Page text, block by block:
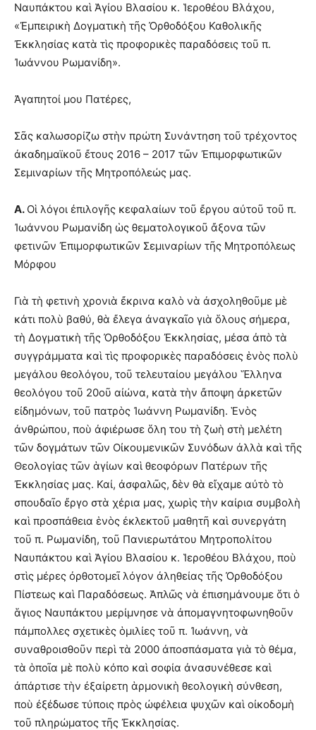
Ναυπάκτου καὶ Ἁγίου Βλασίου κ. Ἱεροθέου Βλάχου,
«Ἐμπειρικὴ Δογματικὴ τῆς Ὀρθοδόξου Καθολικῆς
Ἐκκλησίας κατὰ τὶς προφορικὲς παραδόσεις τοῦ π.
Ἰωάννου Ρωμανίδη».
Ἀγαπητοί μου Πατέρες,
Σᾶς καλωσορίζω στὴν πρώτη Συνάντηση τοῦ τρέχοντος
ἀκαδημαϊκοῦ ἔτους 2016 – 2017 τῶν Ἐπιμορφωτικῶν
Σεμιναρίων τῆς Μητροπόλεώς μας.
Α. Οἱ λόγοι ἐπιλογῆς κεφαλαίων τοῦ ἔργου αὐτοῦ τοῦ π.
Ἰωάννου Ρωμανίδη ὡς θεματολογικοῦ ἄξονα τῶν
φετινῶν Ἐπιμορφωτικῶν Σεμιναρίων τῆς Μητροπόλεως
Μόρφου
Γιὰ τὴ φετινὴ χρονιὰ ἔκρινα καλὸ νὰ ἀσχοληθοῦμε μὲ
κάτι πολὺ βαθύ, θὰ ἔλεγα ἀναγκαῖο γιὰ ὅλους σήμερα,
τὴ Δογματικὴ τῆς Ὀρθοδόξου Ἐκκλησίας, μέσα ἀπὸ τὰ
συγγράμματα καὶ τὶς προφορικὲς παραδόσεις ἑνὸς πολὺ
μεγάλου θεολόγου, τοῦ τελευταίου μεγάλου Ἕλληνα
θεολόγου τοῦ 20οῦ αἰώνα, κατὰ τὴν ἄποψη ἀρκετῶν
εἰδημόνων, τοῦ πατρὸς Ἰωάννη Ρωμανίδη. Ἑνὸς
ἀνθρώπου, ποὺ ἀφιέρωσε ὅλη του τὴ ζωὴ στὴ μελέτη
τῶν δογμάτων τῶν Οἰκουμενικῶν Συνόδων ἀλλὰ καὶ τῆς
Θεολογίας τῶν ἁγίων καὶ θεοφόρων Πατέρων τῆς
Ἐκκλησίας μας. Καί, ἀσφαλῶς, δὲν θὰ εἴχαμε αὐτὸ τὸ
σπουδαῖο ἔργο στὰ χέρια μας, χωρὶς τὴν καίρια συμβολὴ
καὶ προσπάθεια ἑνὸς ἐκλεκτοῦ μαθητῆ καὶ συνεργάτη
τοῦ π. Ρωμανίδη, τοῦ Πανιερωτάτου Μητροπολίτου
Ναυπάκτου καὶ Ἁγίου Βλασίου κ. Ἱεροθέου Βλάχου, ποὺ
στὶς μέρες ὀρθοτομεῖ λόγον ἀληθείας τῆς Ὀρθοδόξου
Πίστεως καὶ Παραδόσεως. Ἁπλῶς νὰ ἐπισημάνουμε ὅτι ὁ
ἅγιος Ναυπάκτου μερίμνησε νὰ ἀπομαγνητοφωνηθοῦν
πάμπολλες σχετικὲς ὁμιλίες τοῦ π. Ἰωάννη, νὰ
συναθροισθοῦν περὶ τὰ 2000 ἀποσπάσματα γιὰ τὸ θέμα,
τὰ ὁποῖα μὲ πολὺ κόπο καὶ σοφία ἀνασυνέθεσε καὶ
ἀπάρτισε τὴν ἐξαίρετη ἁρμονικὴ θεολογικὴ σύνθεση,
ποὺ ἐξέδωσε τύποις πρὸς ὠφέλεια ψυχῶν καὶ οἰκοδομὴ
τοῦ πληρώματος τῆς Ἐκκλησίας.